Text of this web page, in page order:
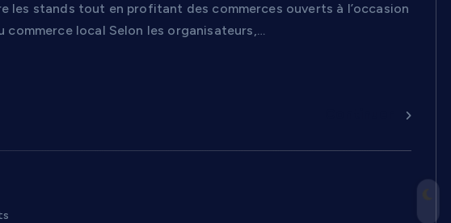
stands tout en profitant des commerces ouverts à l’occasion
commerce local Selon les organisateurs,…